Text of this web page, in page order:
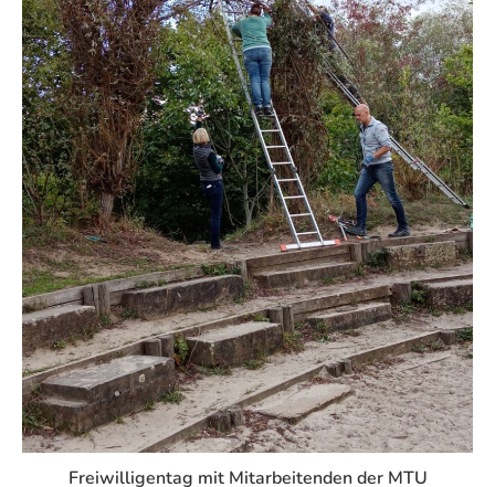
Freiwilligentag mit Mitarbeitenden der MTU